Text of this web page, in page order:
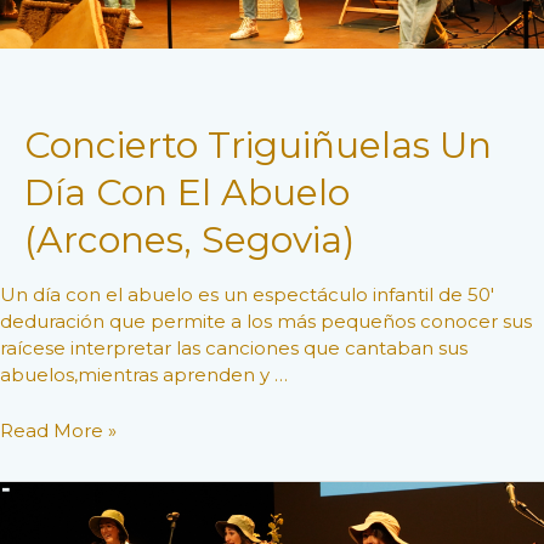
Concierto Triguiñuelas Un
Día Con El Abuelo
(Arcones, Segovia)
Un día con el abuelo es un espectáculo infantil de 50′
deduración que permite a los más pequeños conocer sus
raícese interpretar las canciones que cantaban sus
abuelos,mientras aprenden y …
Concierto
Un
Read More »